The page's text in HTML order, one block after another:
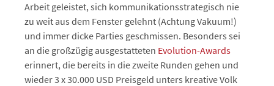
Arbeit geleistet, sich kommunikationsstrategisch nie
zu weit aus dem Fenster gelehnt (Achtung Vakuum!)
und immer dicke Parties geschmissen. Besonders sei
an die großzügig ausgestatteten Evolution-Awards
erinnert, die bereits in die zweite Runden gehen und
wieder 3 x 30.000 USD Preisgeld unters kreative Volk